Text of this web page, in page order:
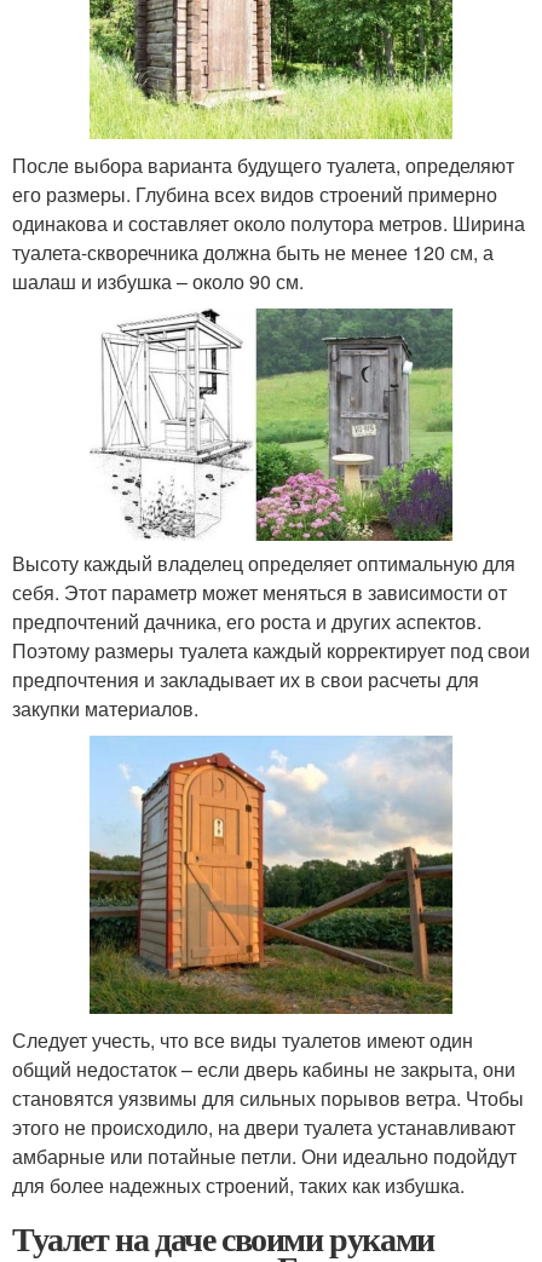
После выбора варианта будущего туалета, определяют
его размеры. Глубина всех видов строений примерно
одинакова и составляет около полутора метров. Ширина
туалета-скворечника должна быть не менее 120 см, а
шалаш и избушка – около 90 см.
Высоту каждый владелец определяет оптимальную для
себя. Этот параметр может меняться в зависимости от
предпочтений дачника, его роста и других аспектов.
Поэтому размеры туалета каждый корректирует под свои
предпочтения и закладывает их в свои расчеты для
закупки материалов.
Следует учесть, что все виды туалетов имеют один
общий недостаток – если дверь кабины не закрыта, они
становятся уязвимы для сильных порывов ветра. Чтобы
этого не происходило, на двери туалета устанавливают
амбарные или потайные петли. Они идеально подойдут
для более надежных строений, таких как избушка.
Туалет на даче своими руками